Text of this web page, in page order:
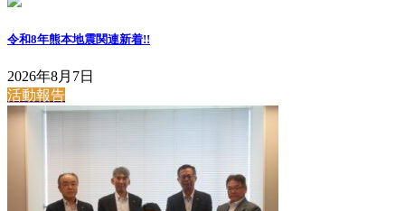
令和8年熊本地震関連新着!!
2026年8月7日
活動報告